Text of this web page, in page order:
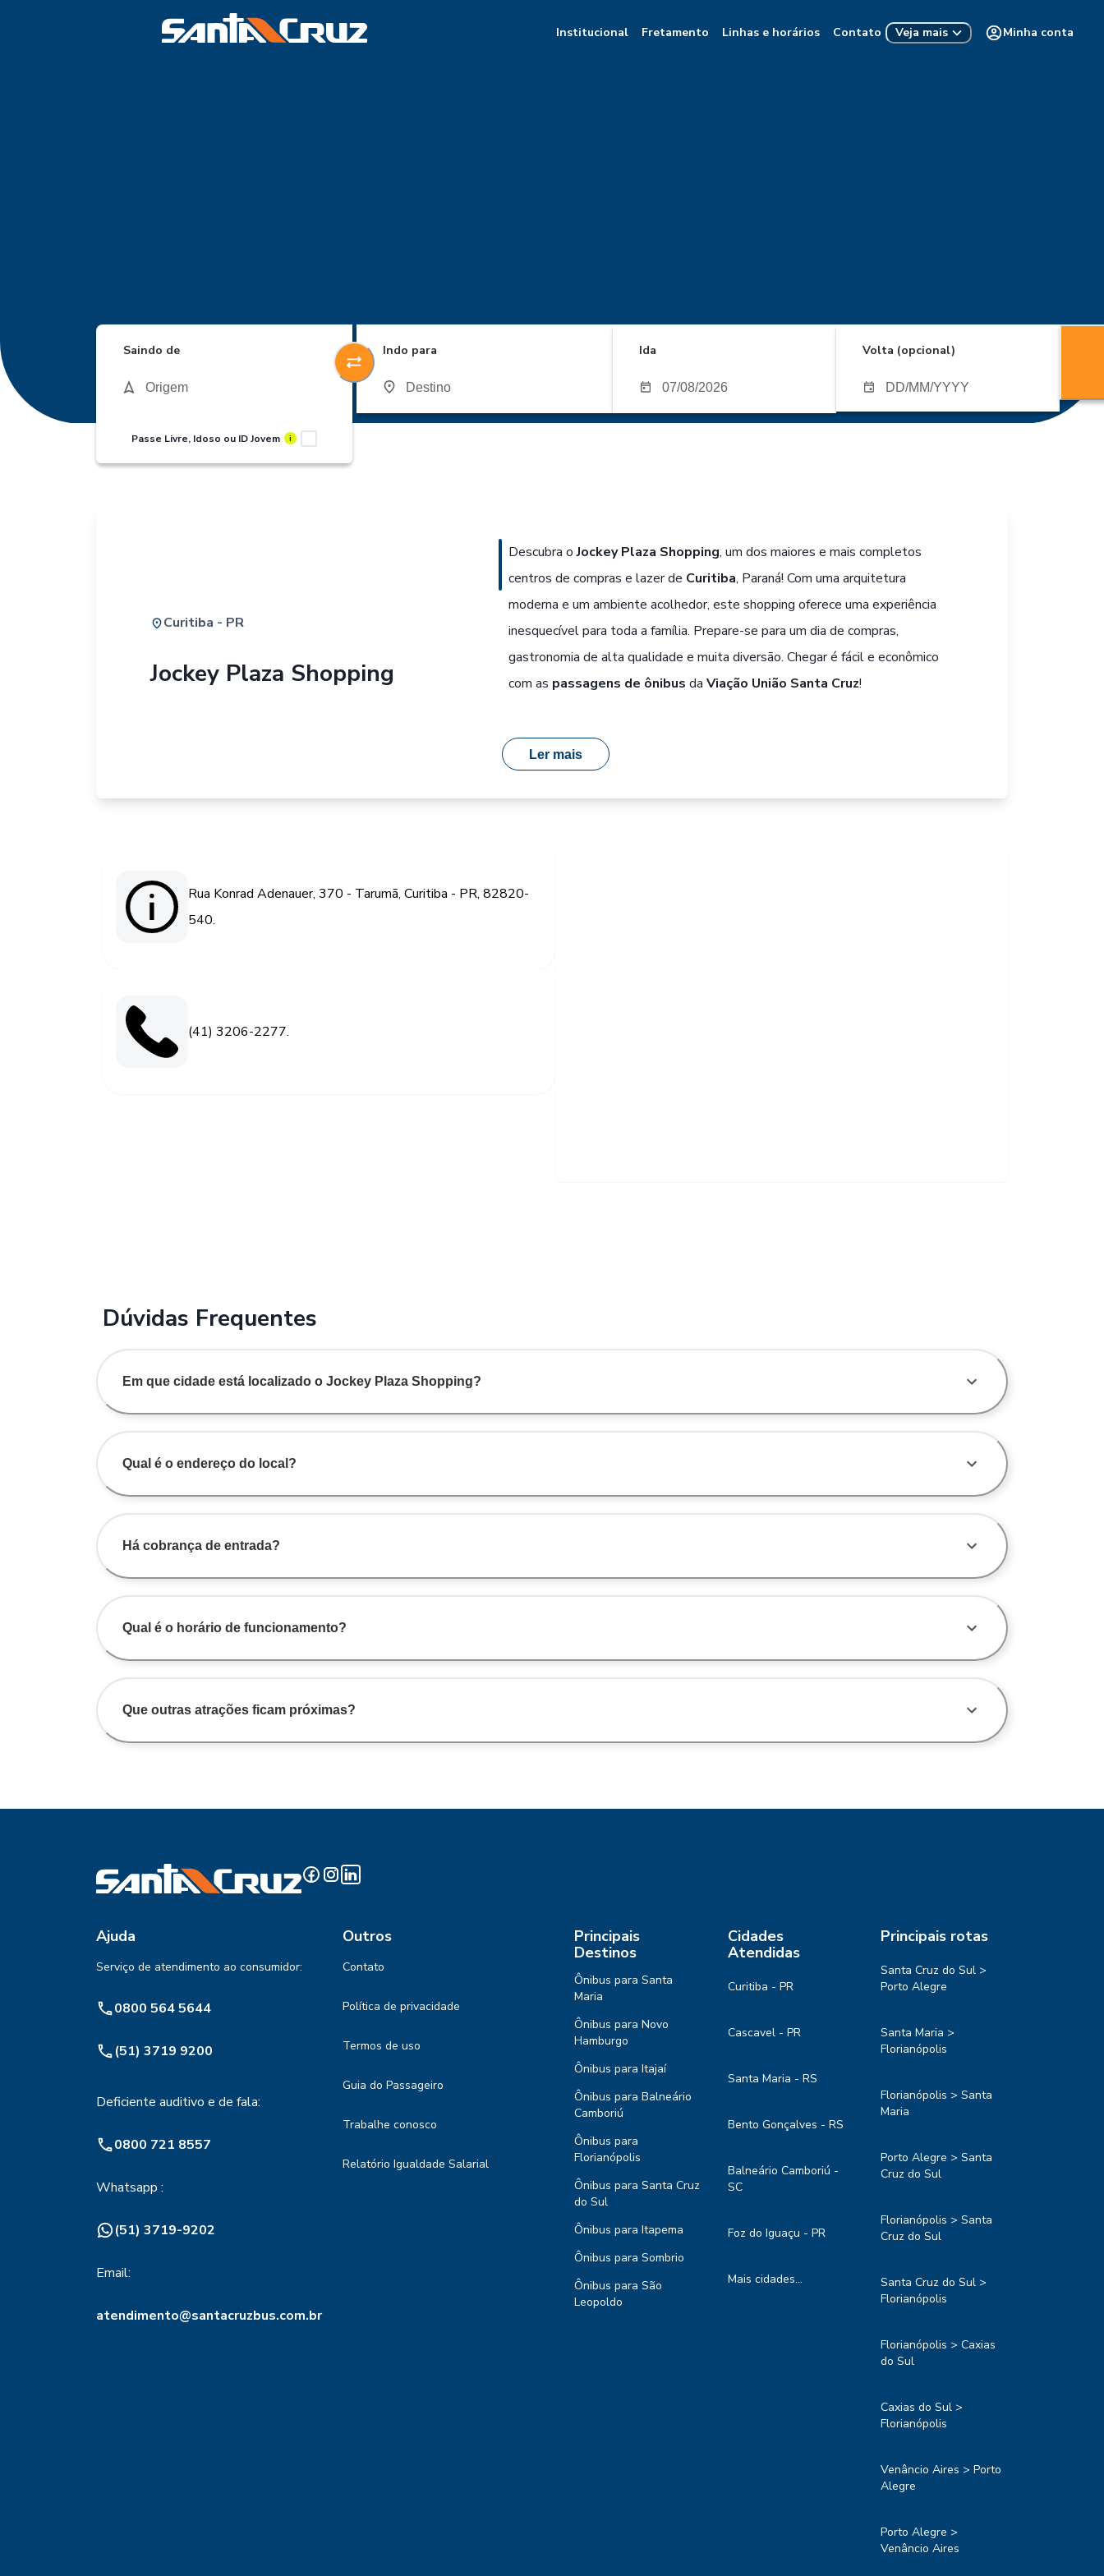
Institucional Fretamento Linhas e horários Contato Veja mais Minha conta
Saindo de
Passe Livre, Idoso ou ID Jovem i
Indo para Ida Volta (opcional)
Curitiba - PR
Jockey Plaza Shopping
Descubra oJockey Plaza Shopping, um dos maiores e mais completos
centros de compras e lazer de Curitiba, Paraná! Com uma arquitetura
moderna e um ambiente acolhedor, este shopping oferece uma experiência
inesquecível para toda a família. Prepare-se para um dia de compras,
gastronomia de alta qualidade e muita diversão. Chegar é fácil e econômico
com as passagens de ônibus daViação União Santa Cruz!
Ler mais
Rua Konrad Adenauer, 370 - Tarumã, Curitiba - PR, 82820-
540.
(41) 3206-2277.
Dúvidas Frequentes
Em que cidade está localizado o Jockey Plaza Shopping?
Qual é o endereço do local?
Há cobrança de entrada?
Qual é o horário de funcionamento?
Que outras atrações ficam próximas?
Ajuda
Serviço de atendimento ao consumidor:
0800 564 5644
(51) 3719 9200
Deficiente auditivo e de fala:
0800 721 8557
Whatsapp :
(51) 3719-9202
Email:
atendimento@santacruzbus.com.br
Outros
Contato
Política de privacidade
Termos de uso
Guia do Passageiro
Trabalhe conosco
Relatório Igualdade Salarial
Principais
Destinos
Ônibus para Santa
Maria
Ônibus para Novo
Hamburgo
Ônibus para Itajaí
Ônibus para Balneário
Camboriú
Ônibus para
Florianópolis
Ônibus para Santa Cruz
do Sul
Ônibus para Itapema
Ônibus para Sombrio
Ônibus para São
Leopoldo
Cidades
Atendidas
Curitiba - PR
Cascavel - PR
Santa Maria - RS
Bento Gonçalves - RS
Balneário Camboriú -
SC
Foz do Iguaçu - PR
Mais cidades...
Principais rotas
Santa Cruz do Sul >
Porto Alegre
Santa Maria >
Florianópolis
Florianópolis > Santa
Maria
Porto Alegre > Santa
Cruz do Sul
Florianópolis > Santa
Cruz do Sul
Santa Cruz do Sul >
Florianópolis
Florianópolis > Caxias
do Sul
Caxias do Sul >
Florianópolis
Venâncio Aires > Porto
Alegre
Porto Alegre >
Venâncio Aires